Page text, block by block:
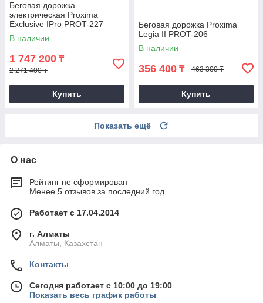
Беговая дорожка
электрическая Proxima
Exclusive IPro PROT-227
В наличии
1 747 200 ₸
2 271 400 ₸
Купить
Беговая дорожка Proxima
Legia II PROT-206
В наличии
356 400 ₸ 463 300 ₸
Купить
Показать ещё
О нас
Рейтинг не сформирован
Менее 5 отзывов за последний год
Работает с 17.04.2014
г. Алматы
Алматы, Казахстан
Контакты
Сегодня работает с 10:00 до 19:00
Показать весь график работы